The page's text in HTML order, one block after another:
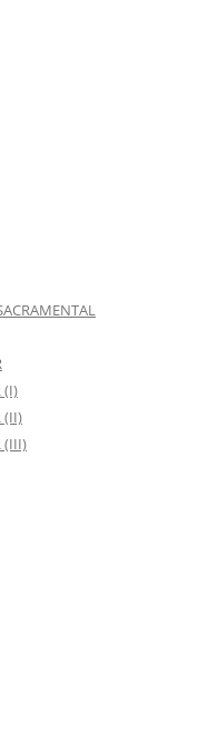
(I)
(II)
(III)